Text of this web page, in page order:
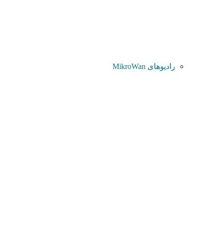
رادیوهای MikroWan